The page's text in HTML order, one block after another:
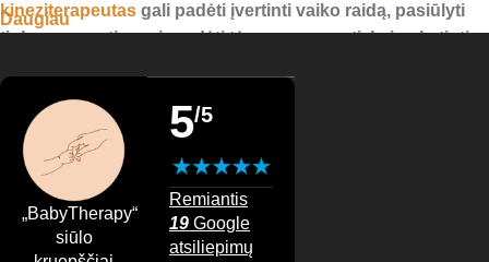
kineziterapeutas gali padėti įvertinti vaiko raidą, pasiūlyti
tinkamus pratimus ir padėti tėvams suprasti, kaip skatinti
daugiau pasitikėjimo savimi judant.
Mankšta ir masažas kūdikiams
Fizinė veikla svarbi nuo pat pirmųjų gyvenimo mėnesių.
Kūdikio mankšta
– tai ne tik smagus užsiėmimas, bet ir
Daugiau
„BabyTherapy“
siūlo
5/5
Remiantis
19 Google
atsiliepimų